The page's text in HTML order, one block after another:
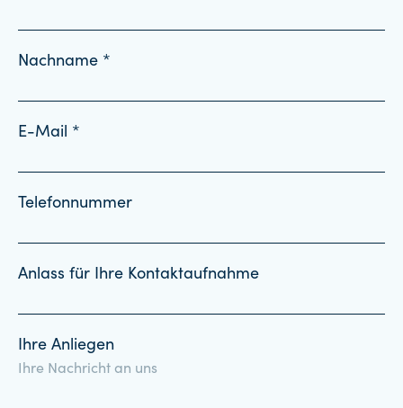
Nachname *
E-Mail *
Telefonnummer
Anlass für Ihre Kontaktaufnahme
Ihre Anliegen